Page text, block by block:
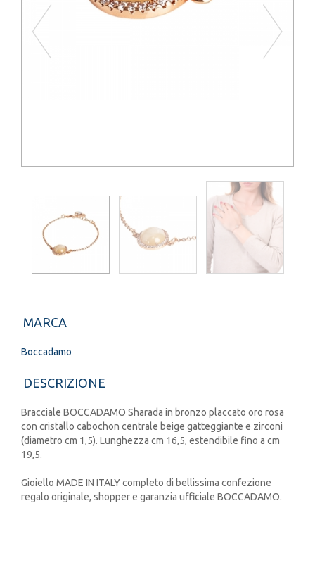
MARCA
Boccadamo
DESCRIZIONE
Bracciale BOCCADAMO Sharada in bronzo placcato oro rosa
con cristallo cabochon centrale beige gatteggiante e zirconi
(diametro cm 1,5). Lunghezza cm 16,5, estendibile fino a cm
19,5.
Gioiello MADE IN ITALY completo di bellissima confezione
regalo originale, shopper e garanzia ufficiale BOCCADAMO.